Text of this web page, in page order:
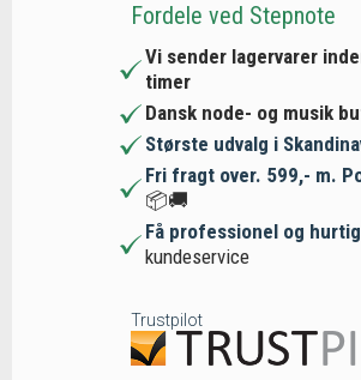
Fordele ved Stepnote
Vi sender lagervarer
timer
Dansk node- og musik
Største udvalg i
Fri fragt over. 599,- m.
📦🚚
Få professionel og
kundeservice
Trustpilot